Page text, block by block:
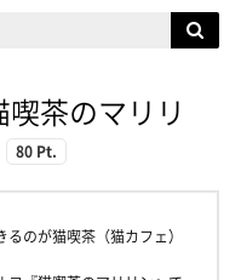
茶のマリリ
80 Pt.
のが猫喫茶（猫カフェ）